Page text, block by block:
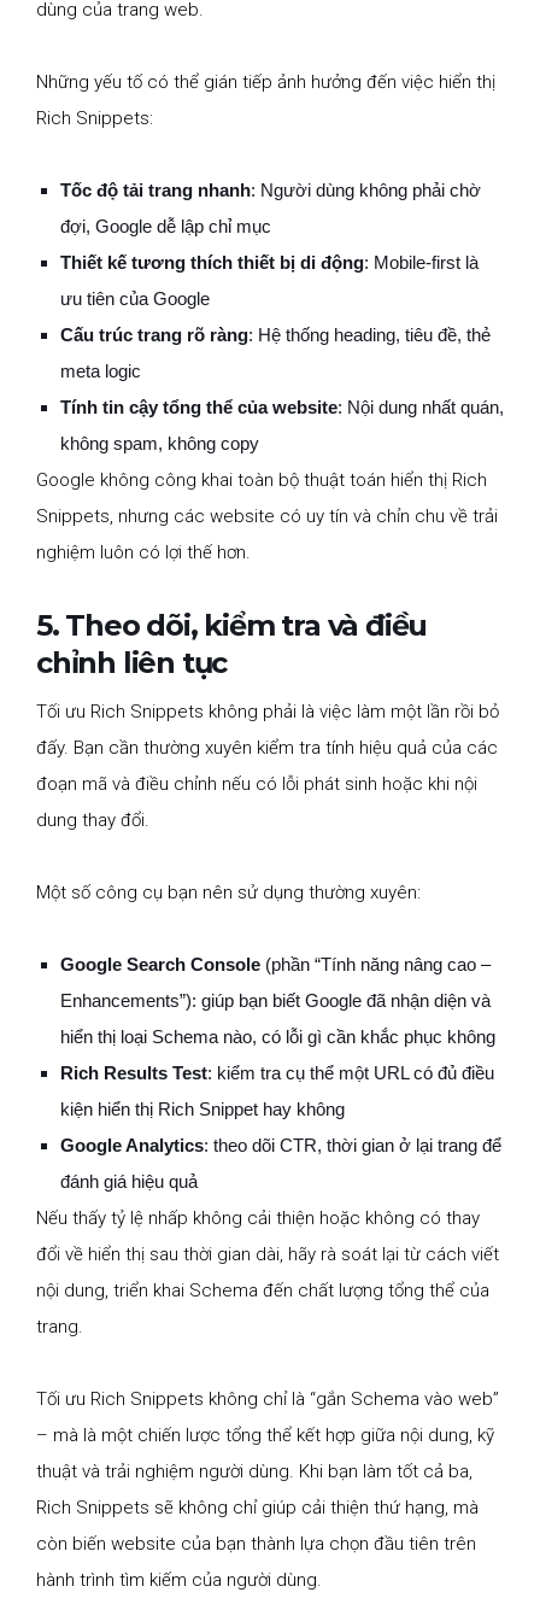
dùng của trang web.
Những yếu tố có thể gián tiếp ảnh hưởng đến việc hiển thị
Rich Snippets:
Tốc độ tải trang nhanh: Người dùng không phải chờ
đợi, Google dễ lập chỉ mục
Thiết kế tương thích thiết bị di động: Mobile-first là
ưu tiên của Google
Cấu trúc trang rõ ràng: Hệ thống heading, tiêu đề, thẻ
meta logic
Tính tin cậy tổng thể của website: Nội dung nhất quán,
không spam, không copy
Google không công khai toàn bộ thuật toán hiển thị Rich
Snippets, nhưng các website có uy tín và chỉn chu về trải
nghiệm luôn có lợi thế hơn.
5. Theo dõi, kiểm tra và điều
chỉnh liên tục
Tối ưu Rich Snippets không phải là việc làm một lần rồi bỏ
đấy. Bạn cần thường xuyên kiểm tra tính hiệu quả của các
đoạn mã và điều chỉnh nếu có lỗi phát sinh hoặc khi nội
dung thay đổi.
Một số công cụ bạn nên sử dụng thường xuyên:
Google Search Console (phần “Tính năng nâng cao –
Enhancements”): giúp bạn biết Google đã nhận diện và
hiển thị loại Schema nào, có lỗi gì cần khắc phục không
Rich Results Test: kiểm tra cụ thể một URL có đủ điều
kiện hiển thị Rich Snippet hay không
Google Analytics: theo dõi CTR, thời gian ở lại trang để
đánh giá hiệu quả
Nếu thấy tỷ lệ nhấp không cải thiện hoặc không có thay
đổi về hiển thị sau thời gian dài, hãy rà soát lại từ cách viết
nội dung, triển khai Schema đến chất lượng tổng thể của
trang.
Tối ưu Rich Snippets không chỉ là “gắn Schema vào web”
– mà là một chiến lược tổng thể kết hợp giữa nội dung, kỹ
thuật và trải nghiệm người dùng. Khi bạn làm tốt cả ba,
Rich Snippets sẽ không chỉ giúp cải thiện thứ hạng, mà
còn biến website của bạn thành lựa chọn đầu tiên trên
hành trình tìm kiếm của người dùng.